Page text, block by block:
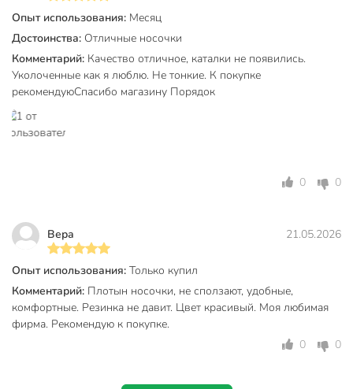
изделия. Они дольше сохраняют эластичность резинки и
насыщенность меланжевого цвета.
Подходят ли эти носки для демисезонного периода?
Да, это демисезонная модель. Тонкая вязка позволяет
ногам «дышать» в помещении, при этом материал
достаточно плотный, чтобы обеспечить комфорт в
Страна производства
Сезонность
Материал
хлопок
Опыт использования: Месяц
Достоинства: Отличные носочки
Комментарий: Качество отличное, каталки не появились.
Уколоченные как я люблю. Не тонкие. К покупке
рекомендуюСпасибо магазину Порядок
0 0
Вера 21.05.2026
Опыт использования: Только купил
Комментарий: Плотын носочки, не сползают, удобные,
комфортные. Резинка не давит. Цвет красивый. Моя любимая
фирма. Рекомендую к покупке.
0
0